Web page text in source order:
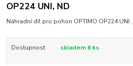
OP224 UNI, ND
Náhradní díl pro pohon OPTIMO OP224 UNI.
Dostupnost skladem 6 ks